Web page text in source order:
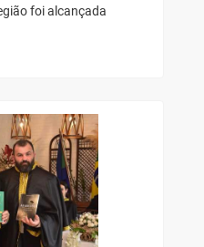
foi alcançada